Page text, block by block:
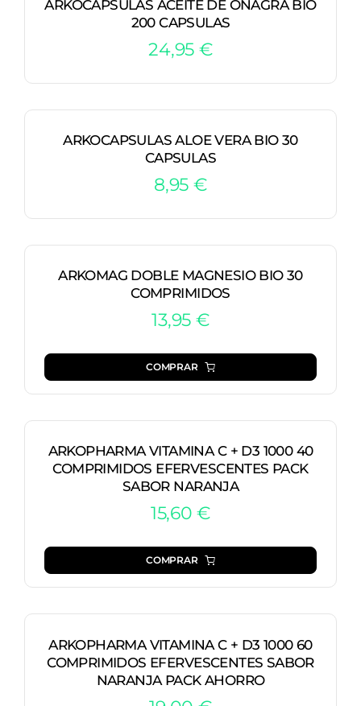
ARKOCAPSULAS ACEITE DE ONAGRA BIO
200 CAPSULAS
24,95 €
ARKOCAPSULAS ALOE VERA BIO 30
CAPSULAS
8,95€
ARKOMAG DOBLE MAGNESIO BIO 30
COMPRIMIDOS
13,95 €
COMPRAR
ARKOPHARMA VITAMINA C + D3 1000 40
COMPRIMIDOS EFERVESCENTES PACK
SABOR NARANJA
15,60€
COMPRAR
ARKOPHARMA VITAMINA C + D3 1000 60
COMPRIMIDOS EFERVESCENTES SABOR
NARANJA PACK AHORRO